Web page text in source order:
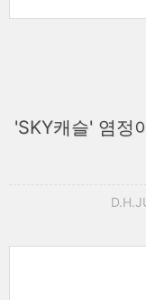
'SKY캐슬' 염정